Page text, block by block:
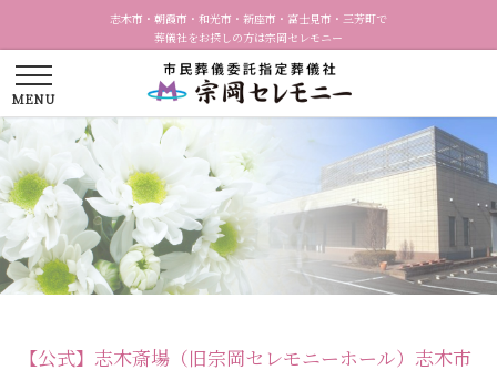
志木市・朝霞市・和光市・新座市・富士見市・三芳町で
葬儀社をお探しの方は宗岡セレモニー
【公式】志木斎場（旧宗岡セレモニーホール）志木市